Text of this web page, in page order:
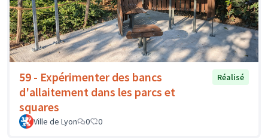
59 - Expérimenter des bancs
d'allaitement dans les parcs et
squares
Réalisé
Ville de Lyon 0 0